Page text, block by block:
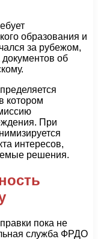
образования и
за рубежом,
об
котором
При
интересов,
решения.
пока не
служба ФРДО